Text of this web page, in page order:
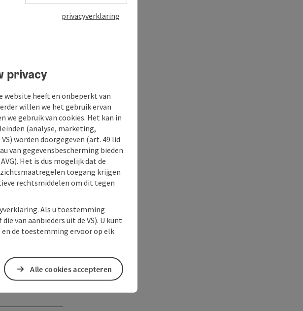
privacyverklaring
privacy
website heeft en onbeperkt van
willen we het gebruik ervan
we gebruik van cookies. Het kan in
(analyse, marketing,
worden doorgegeven (art. 49 lid
van gegevensbescherming bieden
Het is dus mogelijk dat de
toegang krijgen
rechtsmiddelen om dit tegen
Als u toestemming
van aanbieders uit de VS). U kunt
de toestemming ervoor op elk
Alle cookies accepteren